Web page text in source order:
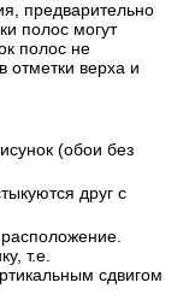
предварительно
полос могут
полос не
отметки верха и
(обои без
друг с
т.е.
сдвигом